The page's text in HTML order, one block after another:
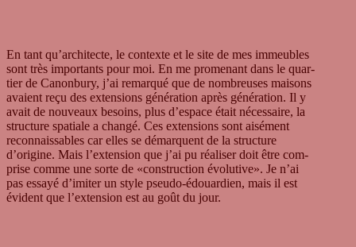
En tant qu’architecte, le con­texte et le site de mes immeubles
sont très importants pour moi. En me pro­menant dans le quar­
tier de Canon­bury, j’ai remar­qué que de nombreu­ses mai­sons
avai­ent reçu des exten­si­ons géné­ra­tion après géné­ra­tion. Il y
avait de nou­veaux beso­ins, plus d’espace était néces­saire, la
struc­ture spa­tiale a changé. Ces exten­si­ons sont aisé­ment
recon­naissa­bles car elles se démar­quent de la struc­ture
d’origine. Mais l’extension que j’ai pu réa­li­ser doit être com­
prise comme une sorte de «cons­truc­tion évo­lu­tive». Je n’ai
pas essayé d’imiter un style pseudo-édouar­dien, mais il est
évi­dent que l’extension est au goût du jour.